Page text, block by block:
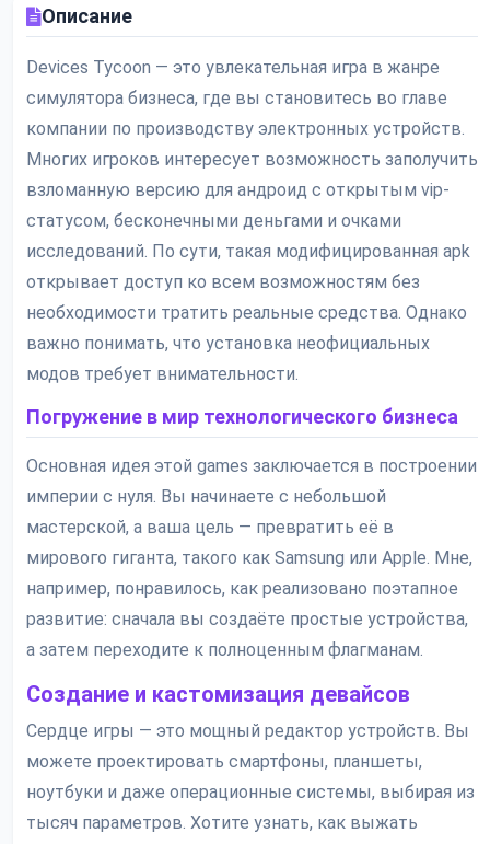
Описание
Devices Tycoon — это увлекательная игра в жанре
симулятора бизнеса, где вы становитесь во главе
компании по производству электронных устройств.
Многих игроков интересует возможность заполучить
взломанную версию для андроид с открытым vip-
статусом, бесконечными деньгами и очками
исследований. По сути, такая модифицированная apk
открывает доступ ко всем возможностям без
необходимости тратить реальные средства. Однако
важно понимать, что установка неофициальных
модов требует внимательности.
Погружение в мир технологического бизнеса
Основная идея этой games заключается в построении
империи с нуля. Вы начинаете с небольшой
мастерской, а ваша цель — превратить её в
мирового гиганта, такого как Samsung или Apple. Мне,
например, понравилось, как реализовано поэтапное
развитие: сначала вы создаёте простые устройства,
а затем переходите к полноценным флагманам.
Создание и кастомизация девайсов
Сердце игры — это мощный редактор устройств. Вы
можете проектировать смартфоны, планшеты,
ноутбуки и даже операционные системы, выбирая из
тысяч параметров. Хотите узнать, как выжать